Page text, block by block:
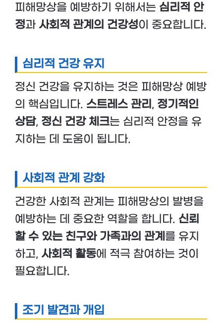
피해망상을 예방하기 위해서는 심리적 안
정과 사회적 관계의 건강성이 중요합니다.
심리적 건강 유지
정신 건강을 유지하는 것은 피해망상 예방
의 핵심입니다. 스트레스 관리 , 정기적인
상담, 정신 건강 체크는 심리적 안정을 유
지하는 데 도움이 됩니다.
사회적 관계 강화
건강한 사회적 관계는 피해망상의 발병을
예방하는 데 중요한 역할을 합니다. 신뢰
할 수 있는 친구와 가족과의 관계 를 유지
하고, 사회적 활동에 적극 참여하는 것이
필요합니다.
조기 발견과 개입